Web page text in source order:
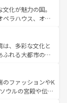
異なる魅力を楽
感じることができ
。
やカウアイ島が
をはじめ、豊かな
くれるハワイの
アンミュージッ
ハワイの魅力を彩
化が魅力の国。
ペラハウス、オー
（エアーズロッ
ンズの熱帯雨林な
やワイン、オージ
ーフィンやダイ
きにはたまらな
に味わいつくそ
は、多彩な文化と
ふれる大都市の台
ど、都市の喧騒
人に新しい発見と
台湾の食文化も魅
のファッションやK
ウルの宮殿や伝統